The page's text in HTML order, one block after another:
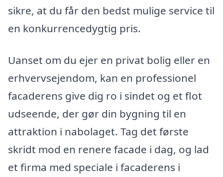
sikre, at du får den bedst mulige service til
en konkurrencedygtig pris.
Uanset om du ejer en privat bolig eller en
erhvervsejendom, kan en professionel
facaderens give dig ro i sindet og et flot
udseende, der gør din bygning til en
attraktion i nabolaget. Tag det første
skridt mod en renere facade i dag, og lad
et firma med speciale i facaderens i